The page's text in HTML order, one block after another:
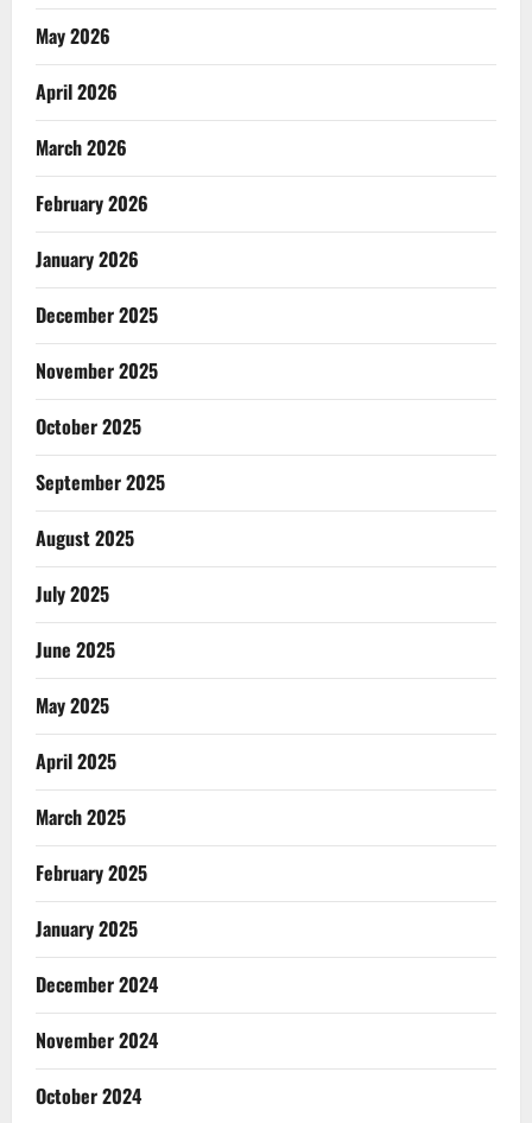
May 2026
April 2026
March 2026
February 2026
January 2026
December 2025
November 2025
October 2025
September 2025
August 2025
July 2025
June 2025
May 2025
April 2025
March 2025
February 2025
January 2025
December 2024
November 2024
October 2024